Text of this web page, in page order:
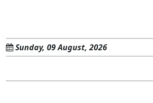
Sunday, 09 August, 2026